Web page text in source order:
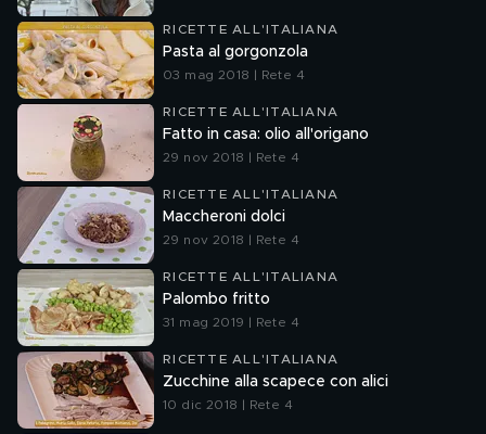
RICETTE ALL'ITALIANA
Pasta al gorgonzola
03 mag 2018 | Rete 4
RICETTE ALL'ITALIANA
Fatto in casa: olio all'origano
29 nov 2018 | Rete 4
RICETTE ALL'ITALIANA
Maccheroni dolci
29 nov 2018 | Rete 4
RICETTE ALL'ITALIANA
Palombo fritto
31 mag 2019 | Rete 4
RICETTE ALL'ITALIANA
Zucchine alla scapece con alici
10 dic 2018 | Rete 4